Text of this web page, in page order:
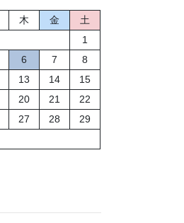
木 金
土
1
6 7
8
13 14
15
20 21
22
27 28
29